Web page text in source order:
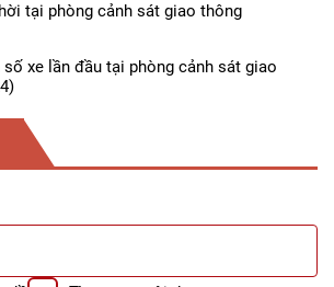
tại phòng cảnh sát giao thông
số xe lần đầu tại phòng cảnh sát giao